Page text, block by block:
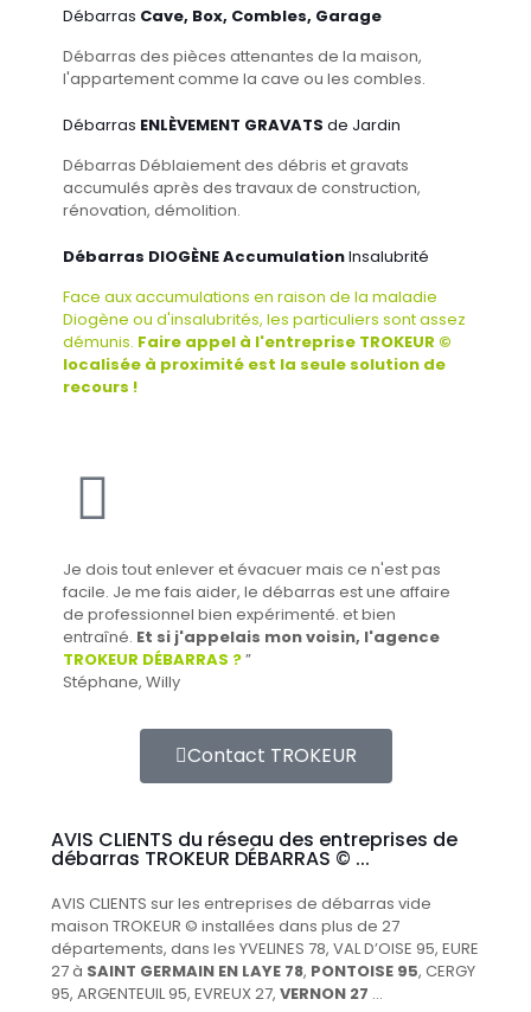
Débarras Cave, Box, Combles, Garage
Débarras des pièces attenantes de la maison,
l'appartement comme la cave ou les combles.
Débarras ENLÈVEMENT GRAVATS de Jardin
Débarras Déblaiement des débris et gravats
accumulés après des travaux de construction,
rénovation, démolition.
Débarras DIOGÈNE AccumulationInsalubrité
Face aux accumulations en raison de la maladie
Diogène ou d'insalubrités, les particuliers sont assez
démunis. Faire appel à l'entreprise TROKEUR ©
localisée à proximité est la seule solution de
recours !
Je dois tout enlever et évacuer mais ce n'est pas
facile. Je me fais aider, le débarras est une affaire
de professionnel bien expérimenté. et bien
entraîné. Et si j'appelais mon voisin, l'agence
TROKEUR DÉBARRAS ?”
Stéphane, Willy
Contact TROKEUR
AVIS CLIENTS du réseau des entreprises de
débarras TROKEUR DÉBARRAS © ...
AVIS CLIENTS sur les entreprises de débarras vide
maison TROKEUR © installées dans plus de 27
départements, dans les YVELINES 78, VAL D’OISE 95, EURE
27 à SAINT GERMAIN EN LAYE 78, PONTOISE 95, CERGY
95, ARGENTEUIL 95, EVREUX 27, VERNON 27 …